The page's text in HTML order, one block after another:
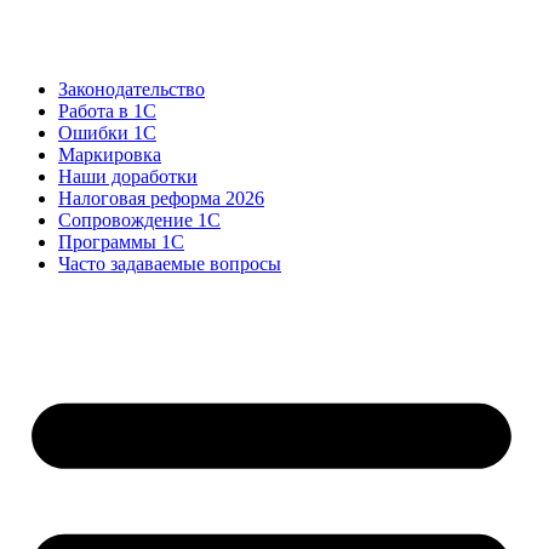
Законодательство
Работа в 1С
Ошибки 1С
Маркировка
Наши доработки
Налоговая реформа 2026
Сопровождение 1С
Программы 1С
Часто задаваемые вопросы